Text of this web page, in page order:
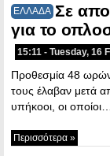
ΕΛΛΑΔΑ Σε
για το
15:11 - Tuesday, 16
Προθεσμία 48 ωρών
τους έλαβαν μετά
υπήκοοι, οι οποίοι…
Περισσότερα »